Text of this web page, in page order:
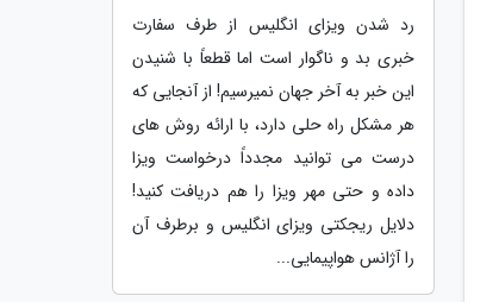
رد شدن ویزای انگلیس از طرف سفارت
خبری بد و ناگوار است اما قطعاً با شنیدن
این خبر به آخر جهان نمیرسیم! از آنجایی که
هر مشکل راه حلی دارد، با ارائه روش های
درست می توانید مجدداً درخواست ویزا
داده و حتی مهر ویزا را هم دریافت کنید!
دلایل ریجکتی ویزای انگلیس و برطرف آن
را آژانس هواپیمایی...